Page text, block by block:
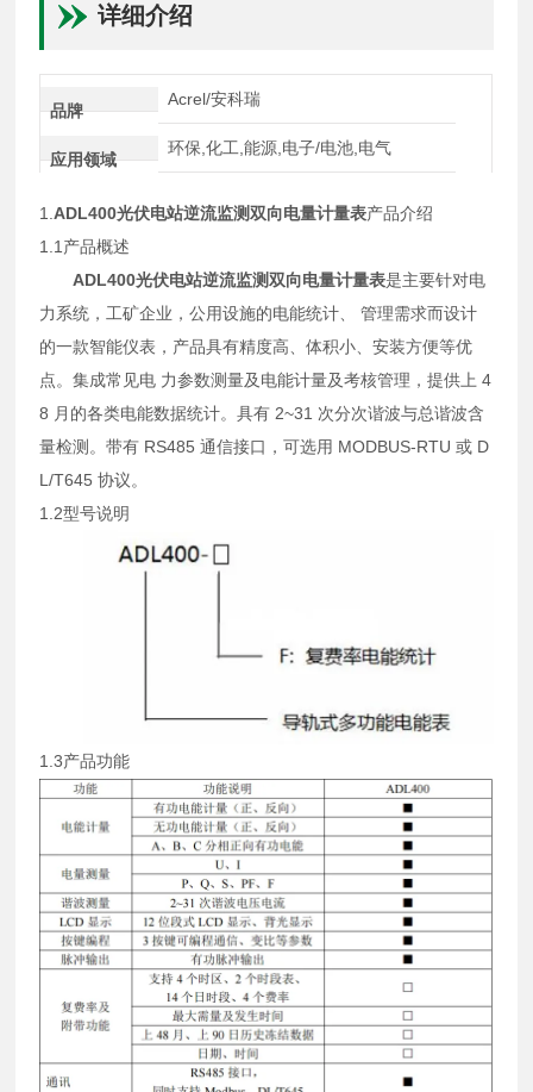
详细介绍
品牌
Acrel/安科瑞
应用领域
环保,化工,能源,电子/电池,电气
1. ADL400光伏电站逆流监测双向电量计量表产品介绍
1.1产品概述
ADL400光伏电站逆流监测双向电量计量表是主要针对电
力系统，工矿企业，公用设施的电能统计、 管理需求而设计
的一款智能仪表，产品具有精度高、体积小、安装方便等优
点。集成常见电 力参数测量及电能计量及考核管理，提供上 4
8 月的各类电能数据统计。具有 2~31 次分次谐波与总谐波含
量检测。带有 RS485 通信接口，可选用 MODBUS-RTU 或 D
L/T645 协议。
1.2型号说明
1.3产品功能